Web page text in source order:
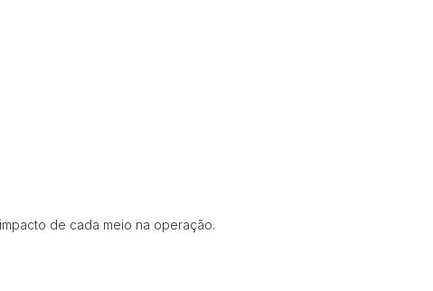
de cada meio na operação.